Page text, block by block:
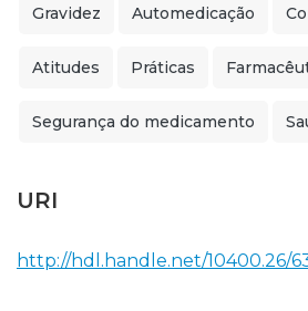
Gravidez Automedicação
Atitudes Práticas
Segurança do medicamento
URI
http://hdl.handle.net/10400.26/